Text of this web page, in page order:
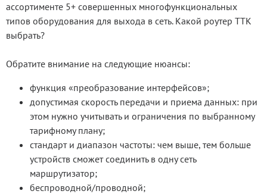
ассортименте 5+ совершенных многофункциональных
типов оборудования для выхода в сеть. Какой роутер ТТК
выбрать?
Обратите внимание на следующие нюансы:
функция «преобразование интерфейсов»;
допустимая скорость передачи и приема данных: при
этом нужно учитывать и ограничения по выбранному
тарифному плану;
стандарт и диапазон частоты: чем выше, тем больше
устройств сможет соединить в одну сеть
маршрутизатор;
беспроводной/проводной;